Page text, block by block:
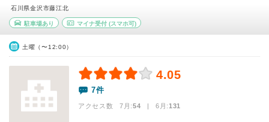
石川県金沢市藤江北
駐車場あり マイナ受付(スマホ可)
土曜（〜12:00）
4.05
7件
アクセス数 7月:54 | 6月:131